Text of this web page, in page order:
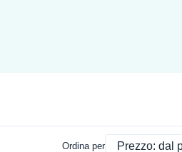
Ordina per